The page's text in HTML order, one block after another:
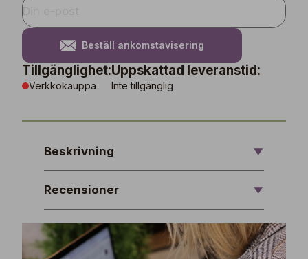
Beställ ankomstavisering
Tillgänglighet:
Verkkokauppa
Uppskattad leveranstid:
Inte tillgänglig
Beskrivning
Recensioner